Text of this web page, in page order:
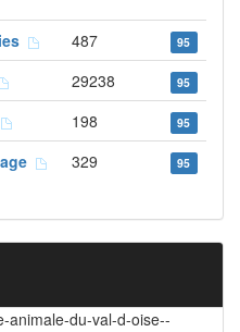
487 95
29238 95
198 95
329 95
animale-du-val-d-oise--